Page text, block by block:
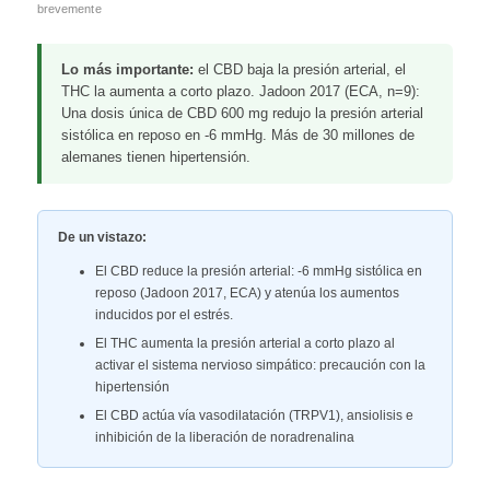
brevemente
Lo más importante: el CBD baja la presión arterial, el
THC la aumenta a corto plazo. Jadoon 2017 (ECA, n=9):
Una dosis única de CBD 600 mg redujo la presión arterial
sistólica en reposo en -6 mmHg. Más de 30 millones de
alemanes tienen hipertensión.
De un vistazo:
El CBD reduce la presión arterial: -6 mmHg sistólica en
reposo (Jadoon 2017, ECA) y atenúa los aumentos
inducidos por el estrés.
El THC aumenta la presión arterial a corto plazo al
activar el sistema nervioso simpático: precaución con la
hipertensión
El CBD actúa vía vasodilatación (TRPV1), ansiolisis e
inhibición de la liberación de noradrenalina